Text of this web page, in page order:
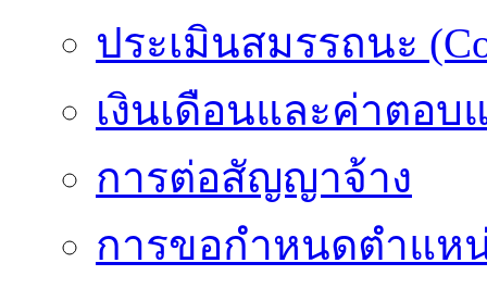
ประเมินสมรรถนะ
เงินเดือนและค่าตอบ
การต่อสัญญาจ้าง
การขอกำหนดตำแห